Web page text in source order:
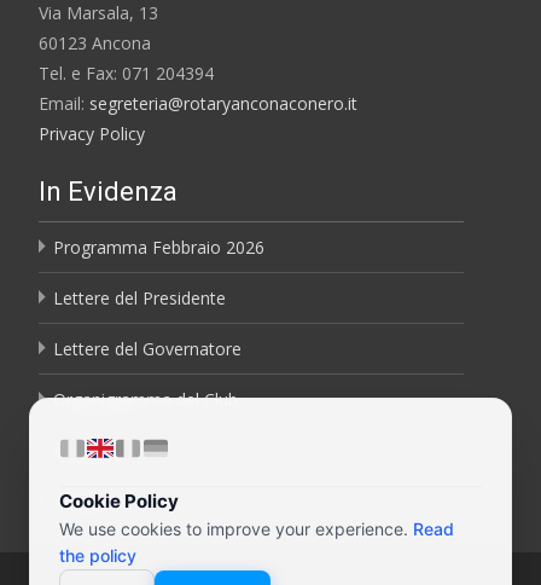
Via Marsala, 13
60123 Ancona
Tel. e Fax: 071 204394
Email: segreteria@rotaryanconaconero.it
Privacy Policy
In Evidenza
Programma Febbraio 2026
Lettere del Presidente
Lettere del Governatore
Organigramma del Club
Bollettini
Contatti
Cookie Policy
We use cookies to improve your experience. Read
the policy